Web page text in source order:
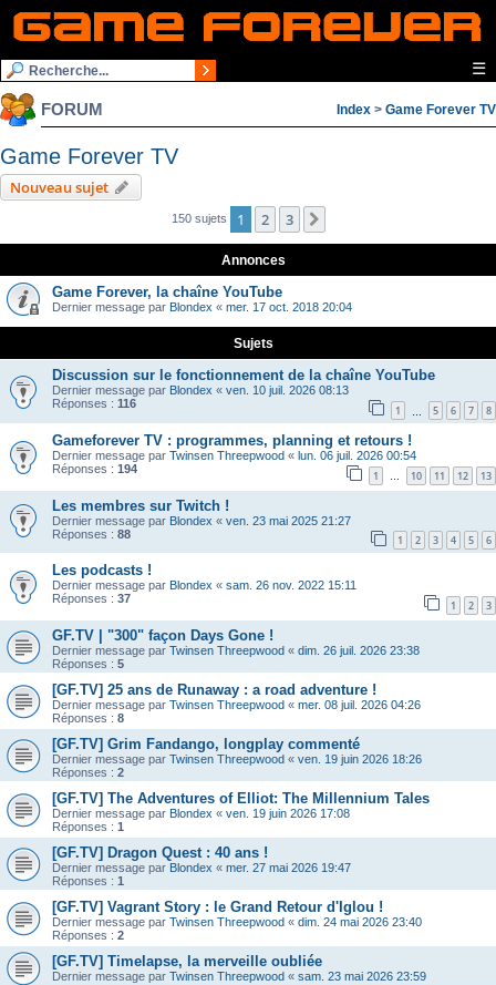
☰
FORUM Index > Game Forever TV
Game Forever TV
Nouveau sujet
150 sujets 1 2 3
Annonces
Game Forever, la chaîne YouTube
Dernier message par Blondex « mer. 17 oct. 2018 20:04
Sujets
Discussion sur le fonctionnement de la chaîne YouTube
Dernier message par Blondex « ven. 10 juil. 2026 08:13
Réponses : 116 1 5 6 7 8
Gameforever TV : programmes, planning et retours !
Dernier message par Twinsen Threepwood « lun. 06 juil. 2026 00:54
Réponses : 194 1 … 10 11 12 13
Les membres sur Twitch !
Dernier message par Blondex « ven. 23 mai 2025 21:27
Réponses : 88 1 2 3 4 5 6
Les podcasts !
Dernier message par Blondex « sam. 26 nov. 2022 15:11
Réponses : 37 1 2 3
GF.TV | "300" façon Days Gone !
Dernier message par Twinsen Threepwood « dim. 26 juil. 2026 23:38
Réponses : 5
[GF.TV] 25 ans de Runaway : a road adventure !
Dernier message par Twinsen Threepwood « mer. 08 juil. 2026 04:26
Réponses : 8
[GF.TV] Grim Fandango, longplay commenté
Dernier message par Twinsen Threepwood « ven. 19 juin 2026 18:26
Réponses : 2
[GF.TV] The Adventures of Elliot: The Millennium Tales
Dernier message par Blondex « ven. 19 juin 2026 17:08
Réponses : 1
[GF.TV] Dragon Quest : 40 ans !
Dernier message par Blondex « mer. 27 mai 2026 19:47
Réponses : 1
[GF.TV] Vagrant Story : le Grand Retour d'Iglou !
Dernier message par Twinsen Threepwood « dim. 24 mai 2026 23:40
Réponses : 2
[GF.TV] Timelapse, la merveille oubliée
Dernier message par Twinsen Threepwood « sam. 23 mai 2026 23:59